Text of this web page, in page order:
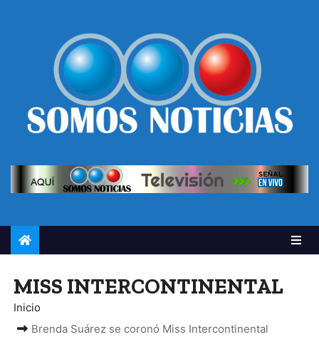
MISS INTERCONTINENTAL
Inicio
Brenda Suárez se coronó Miss Intercontinental